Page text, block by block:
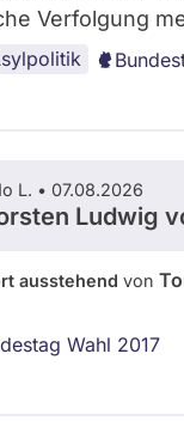
Verfolgung
L. • 07.08.2026
Ludwig
ausstehend von
Wahl 2017